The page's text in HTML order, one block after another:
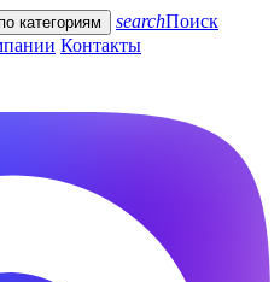
по категориям searchПоиск
Контакты